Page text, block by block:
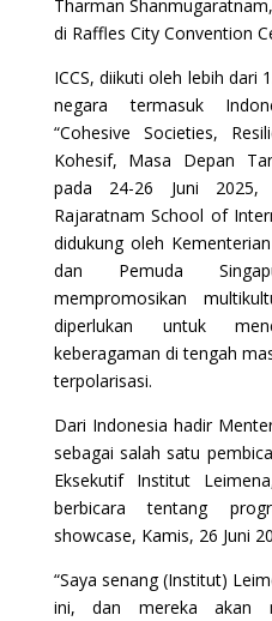
Tharman
di Raffles City Convention
ICCS, diikuti oleh lebih dari
negara termasuk
“Cohesive Societies,
Kohesif, Masa Depan
pada 24-26 Juni 2025,
Rajaratnam School of
didukung oleh
dan Pemuda
mempromosikan
diperlukan untuk
keberagaman di tengah
terpolarisasi.
Dari Indonesia hadir
sebagai salah satu
Eksekutif Institut
berbicara tentang
showcase, Kamis, 26 Juni
“Saya senang (Institut)
ini, dan mereka akan